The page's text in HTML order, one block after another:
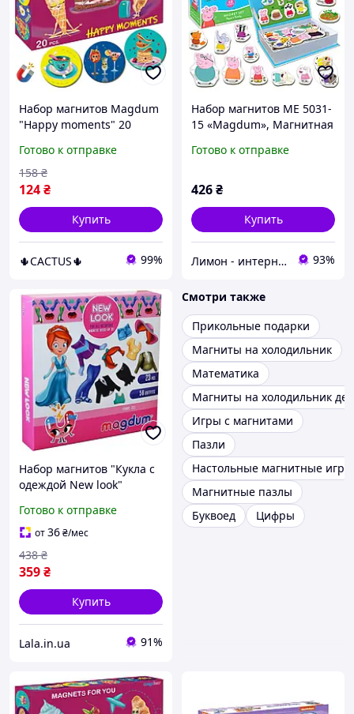
Набор магнитов Magdum
"Happy moments" 20
картонные, с рисунками
и английскими фразами
Готово к отправке
124₴
158 ₴
Купить
🌵CACTUS🌵 99%
Набор магнитов ME 5031-
15 «Magdum», Магнитная
Семья Пеппы», 15
Готово к отправке
426₴
Купить
Лимон - интернет магазин детских товаров 93%
Набор магнитов "Кукла с
одеждой New look"
Lala.in.ua
Готово к отправке
от36₴/мес
359₴
438 ₴
Купить
Lala.in.ua 91%
Смотри также
Прикольные подарки
Магниты на холодильник
Математика
Магниты на холодильник
Игры с магнитами
Пазли
Настольные магнитные игры
Магнитные пазлы
Буквоед
Цифры